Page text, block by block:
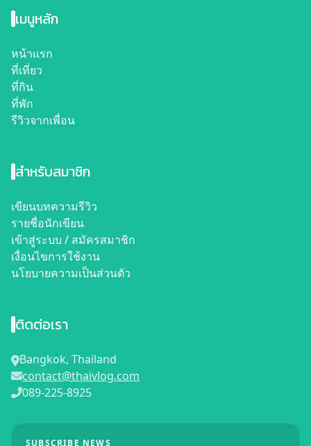
เมนูหลัก
หน้าแรก
ที่เที่ยว
ที่กิน
ที่พัก
รีวิวจากเพื่อน
สำหรับสมาชิก
เขียนบทความรีวิว
รายชื่อนักเขียน
เข้าสู่ระบบ / สมัครสมาชิก
เงื่อนไขการใช้งาน
นโยบายความเป็นส่วนตัว
ติดต่อเรา
Bangkok, Thailand
contact@thaivlog.com
089-225-8925
SUBSCRIBE NEWS